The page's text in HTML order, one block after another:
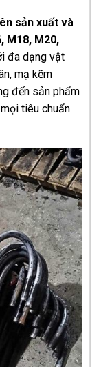
sản xuất và
M18, M20,
đa dạng vật
mạ kẽm
đến sản phẩm
tiêu chuẩn